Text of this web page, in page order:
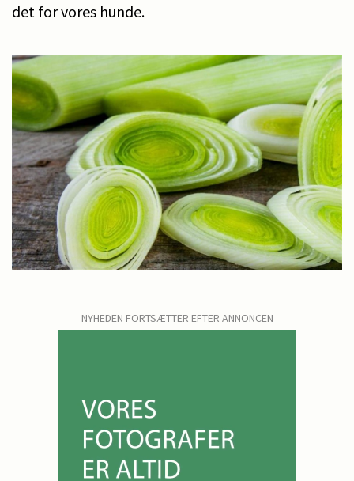
det for vores hunde.
NYHEDEN FORTSÆTTER EFTER ANNONCEN